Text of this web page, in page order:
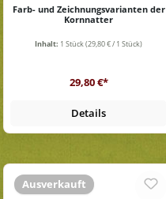
Farb- und Zeichnungsvarianten der
Kornnatter
Inhalt: 1 Stück(29,80 € / 1 Stück)
Regulärer Preis:
29,80 €*
Details
Ausverkauft